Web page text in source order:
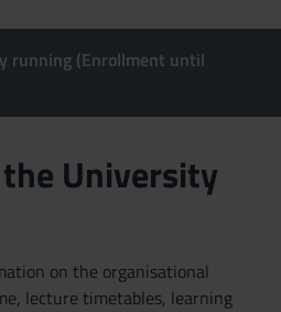
running (Enrollment until
University
on the organisational
lecture timetables, learning